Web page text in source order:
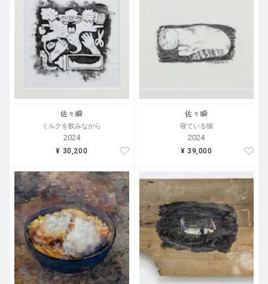
は、その猫が事業に関わる存在であったり（店の看板猫と
か）する場合は経費として認められるとかられないとか。
絵のモチーフになる猫は事業用として認められる？いや、
経費になろうがなるまいが餌代も病院代もかかる。
あれほどゴロゴロ言っていたダディは段ボール捕獲がトラ
ウマとなり、私から隠れ、家の中で姿を見せなくなった。
い「ダディ」。
佐々瞬
ミルクを飲みながら
2024
¥ 30,200
佐々瞬
寝ている猫
2024
¥ 39,000